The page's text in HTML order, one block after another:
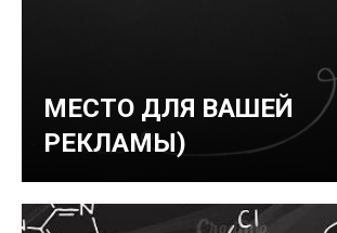
МЕСТО ДЛЯ ВАШЕЙ
РЕКЛАМЫ)